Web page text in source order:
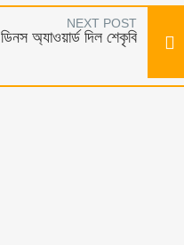
NEXT POST
অ্যাওয়ার্ড দিল শেকৃবি